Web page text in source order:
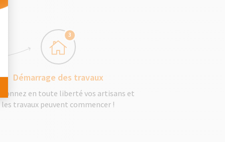
3
Démarrage des travaux
en toute liberté vos artisans et
les travaux peuvent commencer !
vos Options